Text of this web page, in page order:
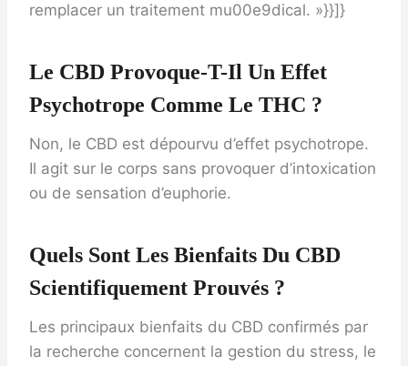
remplacer un traitement mu00e9dical. »}}]}
Le CBD Provoque-T-Il Un Effet
Psychotrope Comme Le THC ?
Non, le CBD est dépourvu d’effet psychotrope.
Il agit sur le corps sans provoquer d’intoxication
ou de sensation d’euphorie.
Quels Sont Les Bienfaits Du CBD
Scientifiquement Prouvés ?
Les principaux bienfaits du CBD confirmés par
la recherche concernent la gestion du stress, le